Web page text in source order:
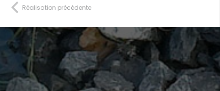
Réalisation précédente